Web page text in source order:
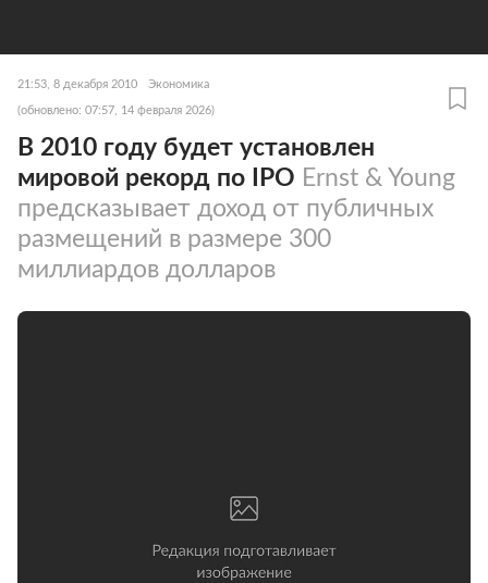
21:53, 8 декабря 2010 Экономика
(обновлено: 07:57, 14 февраля 2026)
В 2010 году будет установлен
мировой рекорд по IPO Ernst & Young
предсказывает доход от публичных
размещений в размере 300
миллиардов долларов